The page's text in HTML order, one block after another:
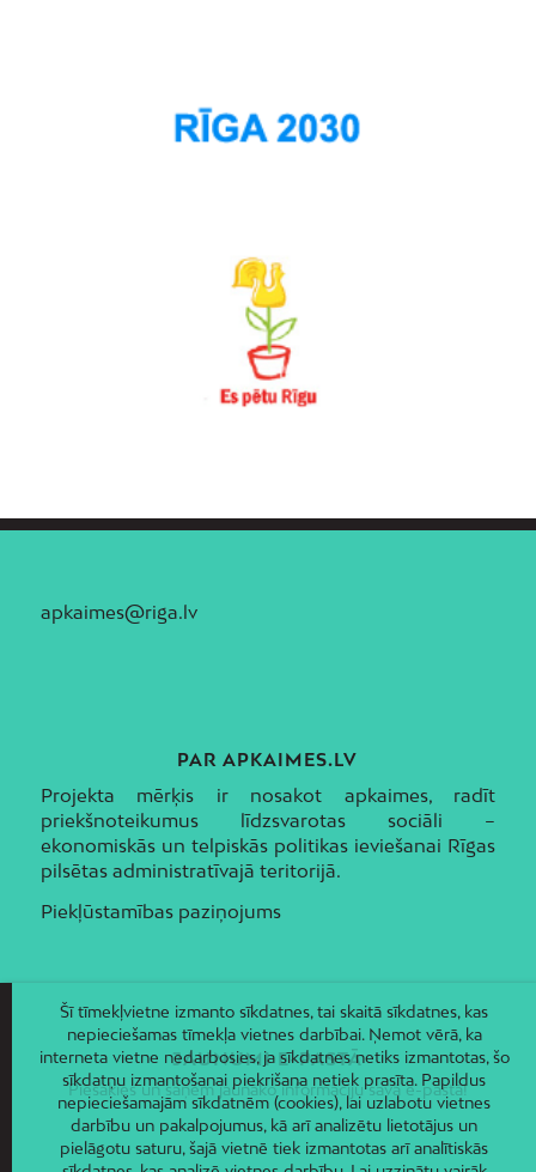
apkaimes@riga.lv
PAR APKAIMES.LV
Projekta mērķis ir nosakot apkaimes, radīt
priekšnoteikumus līdzsvarotas sociāli –
ekonomiskās un telpiskās politikas ieviešanai Rīgas
pilsētas administratīvajā teritorijā.
Piekļūstamības paziņojums
JAUNUMI E-PASTĀ
Piesakies un saņem jaunāko informāciju savā e-pastā!
Šī tīmekļvietne izmanto sīkdatnes, tai skaitā sīkdatnes, kas
nepieciešamas tīmekļa vietnes darbībai. Ņemot vērā, ka
interneta vietne nedarbosies, ja sīkdatnes netiks izmantotas, šo
sīkdatņu izmantošanai piekrišana netiek prasīta. Papildus
nepieciešamajām sīkdatnēm (cookies), lai uzlabotu vietnes
darbību un pakalpojumus, kā arī analizētu lietotājus un
pielāgotu saturu, šajā vietnē tiek izmantotas arī analītiskās